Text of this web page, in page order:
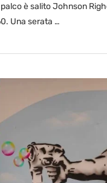
è salito Johnson
Una serata …